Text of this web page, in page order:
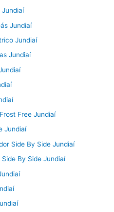
Jundiaí
Jundiaí
Jundiaí
Free Jundiaí
Jundiaí
Side By Side Jundiaí
By Side Jundiaí